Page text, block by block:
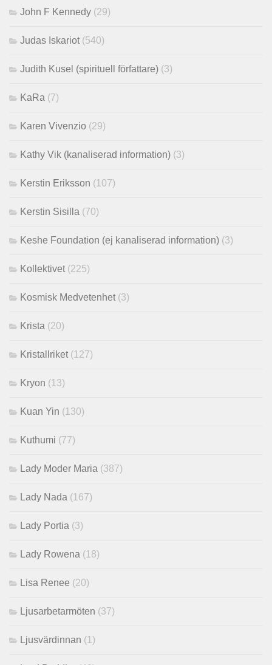
John F Kennedy (29)
Judas Iskariot (540)
Judith Kusel (spirituell författare) (3)
KaRa (7)
Karen Vivenzio (29)
Kathy Vik (kanaliserad information) (3)
Kerstin Eriksson (107)
Kerstin Sisilla (70)
Keshe Foundation (ej kanaliserad information) (3)
Kollektivet (225)
Kosmisk Medvetenhet (3)
Krista (20)
Kristallriket (127)
Kryon (13)
Kuan Yin (130)
Kuthumi (77)
Lady Moder Maria (387)
Lady Nada (167)
Lady Portia (3)
Lady Rowena (18)
Lisa Renee (20)
Ljusarbetarmöten (37)
Ljusvärdinnan (1)